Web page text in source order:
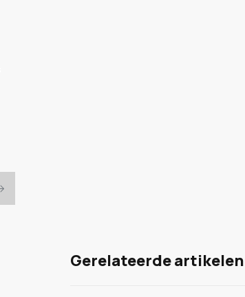
Gerelateerde artikelen